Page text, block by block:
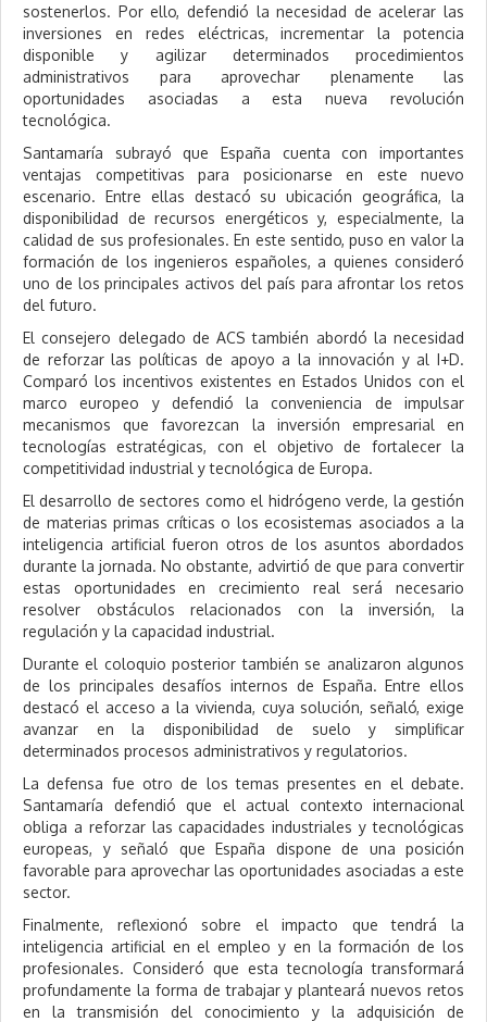
sostenerlos. Por ello, defendió la necesidad de acelerar las
inversiones en redes eléctricas, incrementar la potencia
disponible y agilizar determinados procedimientos
administrativos para aprovechar plenamente las
oportunidades asociadas a esta nueva revolución
tecnológica.
Santamaría subrayó que España cuenta con importantes
ventajas competitivas para posicionarse en este nuevo
escenario. Entre ellas destacó su ubicación geográfica, la
disponibilidad de recursos energéticos y, especialmente, la
calidad de sus profesionales. En este sentido, puso en valor la
formación de los ingenieros españoles, a quienes consideró
uno de los principales activos del país para afrontar los retos
del futuro.
El consejero delegado de ACS también abordó la necesidad
de reforzar las políticas de apoyo a la innovación y al I+D.
Comparó los incentivos existentes en Estados Unidos con el
marco europeo y defendió la conveniencia de impulsar
mecanismos que favorezcan la inversión empresarial en
tecnologías estratégicas, con el objetivo de fortalecer la
competitividad industrial y tecnológica de Europa.
El desarrollo de sectores como el hidrógeno verde, la gestión
de materias primas críticas o los ecosistemas asociados a la
inteligencia artificial fueron otros de los asuntos abordados
durante la jornada. No obstante, advirtió de que para convertir
estas oportunidades en crecimiento real será necesario
resolver obstáculos relacionados con la inversión, la
regulación y la capacidad industrial.
Durante el coloquio posterior también se analizaron algunos
de los principales desafíos internos de España. Entre ellos
destacó el acceso a la vivienda, cuya solución, señaló, exige
avanzar en la disponibilidad de suelo y simplificar
determinados procesos administrativos y regulatorios.
La defensa fue otro de los temas presentes en el debate.
Santamaría defendió que el actual contexto internacional
obliga a reforzar las capacidades industriales y tecnológicas
europeas, y señaló que España dispone de una posición
favorable para aprovechar las oportunidades asociadas a este
sector.
Finalmente, reflexionó sobre el impacto que tendrá la
inteligencia artificial en el empleo y en la formación de los
profesionales. Consideró que esta tecnología transformará
profundamente la forma de trabajar y planteará nuevos retos
en la transmisión del conocimiento y la adquisición de